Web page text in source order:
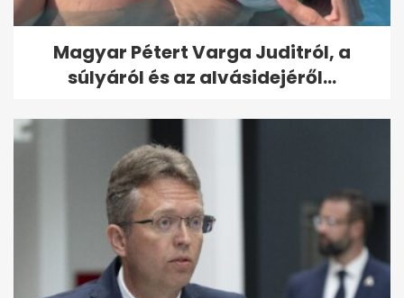
Magyar Pétert Varga Juditról, a
súlyáról és az alvásidejéről...